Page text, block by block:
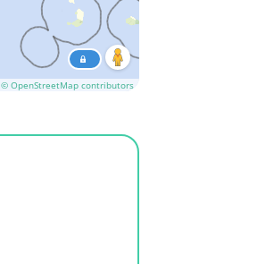
© OpenStreetMap contributors